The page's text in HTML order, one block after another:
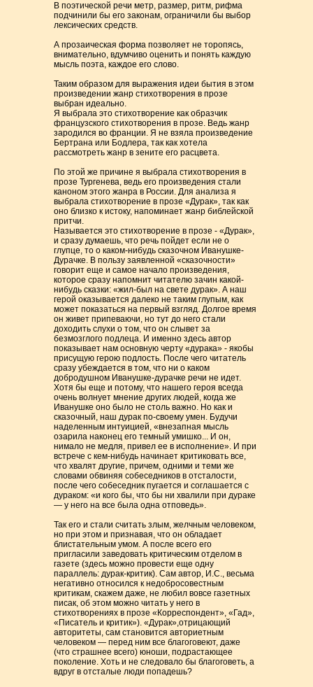
В поэтической речи метр, размер, ритм, рифма
подчинили бы его законам, ограничили бы выбор
лексических средств.
А прозаическая форма позволяет не торопясь,
внимательно, вдумчиво оценить и понять каждую
мысль поэта, каждое его слово.
Таким образом для выражения идеи бытия в этом
произведении жанр стихотворения в прозе
выбран идеально.
Я выбрала это стихотворение как образчик
французского стихотворения в прозе. Ведь жанр
зародился во франции. Я не взяла произведение
Бертрана или Бодлера, так как хотела
рассмотреть жанр в зените его расцвета.
По этой же причине я выбрала стихотворения в
прозе Тургенева, ведь его произведения стали
каноном этого жанра в России. Для анализа я
выбрала стихотворение в прозе «Дурак», так как
оно близко к истоку, напоминает жанр библейской
притчи.
Называется это стихотворение в прозе - «Дурак»,
и сразу думаешь, что речь пойдет если не о
глупце, то о каком-нибудь сказочном Иванушке-
Дурачке. В пользу заявленной «сказочности»
говорит еще и самое начало произведения,
которое сразу напомнит читателю зачин какой-
нибудь сказки: «жил-был на свете дурак». А наш
герой оказывается далеко не таким глупым, как
может показаться на первый взгляд. Долгое время
он живет припеваючи, но тут до него стали
доходить слухи о том, что он слывет за
безмозглого подлеца. И именно здесь автор
показывает нам основную черту «дурака» - якобы
присущую герою подлость. После чего читатель
сразу убеждается в том, что ни о каком
добродушном Иванушке-дурачке речи не идет.
Хотя бы еще и потому, что нашего героя всегда
очень волнует мнение других людей, когда же
Иванушке оно было не столь важно. Но как и
сказочный, наш дурак по-своему умен. Будучи
наделенным интуицией, «внезапная мысль
озарила наконец его темный умишко... И он,
нимало не медля, привел ее в исполнение». И при
встрече с кем-нибудь начинает критиковать все,
что хвалят другие, причем, одними и теми же
словами обвиняя собеседников в отсталости,
после чего собеседник пугается и соглашается с
дураком: «и кого бы, что бы ни хвалили при дураке
— у него на все была одна отповедь».
Так его и стали считать злым, желчным человеком,
но при этом и признавая, что он обладает
блистательным умом. А после всего его
пригласили заведовать критическим отделом в
газете (здесь можно провести еще одну
параллель: дурак-критик). Сам автор, И.С., весьма
негативно относился к недобросовестным
критикам, скажем даже, не любил вовсе газетных
писак, об этом можно читать у него в
стихотворениях в прозе «Корреспондент», «Гад»,
«Писатель и критик»). «Дурак»,отрицающий
авторитеты, сам становится авториетным
человеком — перед ним все благоговеют, даже
(что страшнее всего) юноши, подрастающее
поколение. Хоть и не следовало бы благоговеть, а
вдруг в отсталые люди попадешь?